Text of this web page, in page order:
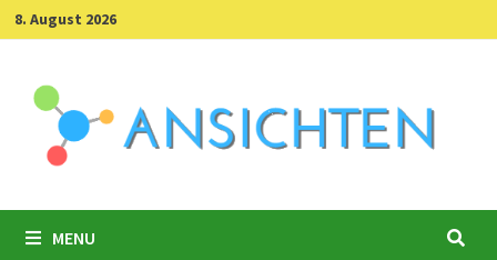
Skip
to
8. August 2026
MENU